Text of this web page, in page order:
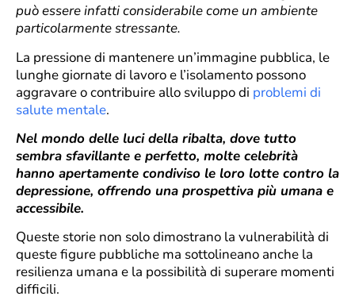
può essere infatti considerabile come un ambiente
particolarmente stressante.
La pressione di mantenere un’immagine pubblica, le
lunghe giornate di lavoro e l’isolamento possono
aggravare o contribuire allo sviluppo di problemi di
salute mentale.
Nel mondo delle luci della ribalta, dove tutto
sembra sfavillante e perfetto, molte celebrità
hanno apertamente condiviso le loro lotte contro la
depressione, offrendo una prospettiva più umana e
accessibile.
Queste storie non solo dimostrano la vulnerabilità di
queste figure pubbliche ma sottolineano anche la
resilienza umana e la possibilità di superare momenti
difficili.